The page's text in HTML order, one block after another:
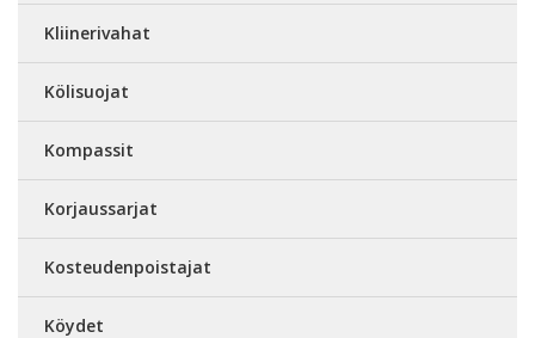
Kliinerivahat
Kölisuojat
Kompassit
Korjaussarjat
Kosteudenpoistajat
Köydet